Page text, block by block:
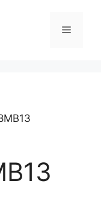
Menu